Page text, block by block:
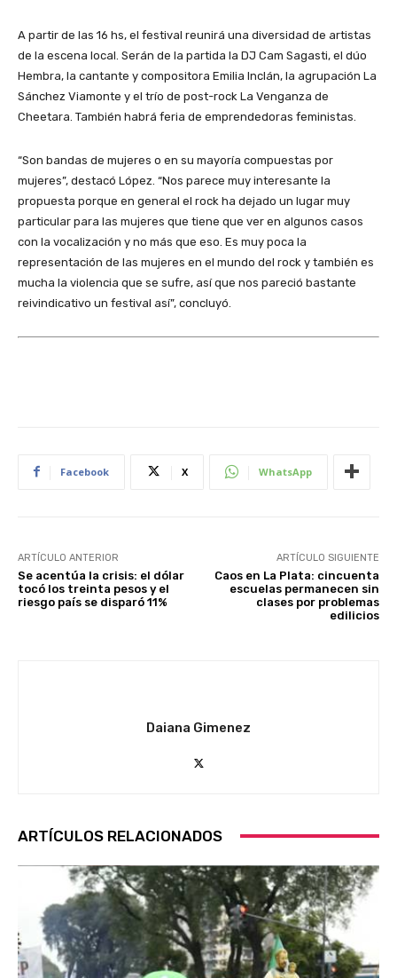
A partir de las 16 hs, el festival reunirá una diversidad de artistas
de la escena local. Serán de la partida la DJ Cam Sagasti, el dúo
Hembra, la cantante y compositora Emilia Inclán, la agrupación La
Sánchez Viamonte y el trío de post-rock La Venganza de
Cheetara. También habrá feria de emprendedoras feministas.
“Son bandas de mujeres o en su mayoría compuestas por
mujeres”, destacó López. “Nos parece muy interesante la
propuesta porque en general el rock ha dejado un lugar muy
particular para las mujeres que tiene que ver en algunos casos
con la vocalización y no más que eso. Es muy poca la
representación de las mujeres en el mundo del rock y también es
mucha la violencia que se sufre, así que nos pareció bastante
reivindicativo un festival así”, concluyó.
Facebook X WhatsApp
ARTÍCULO ANTERIOR
Se acentúa la crisis: el dólar
tocó los treinta pesos y el
riesgo país se disparó 11%
ARTÍCULO SIGUIENTE
Caos en La Plata: cincuenta
escuelas permanecen sin
clases por problemas
edilicios
Daiana Gimenez
ARTÍCULOS RELACIONADOS